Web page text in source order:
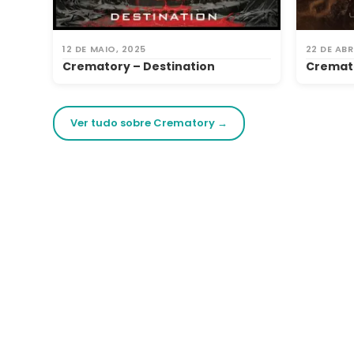
12 DE MAIO, 2025
Crematory – Destination
22 DE
Ver tudo sobre Crematory →